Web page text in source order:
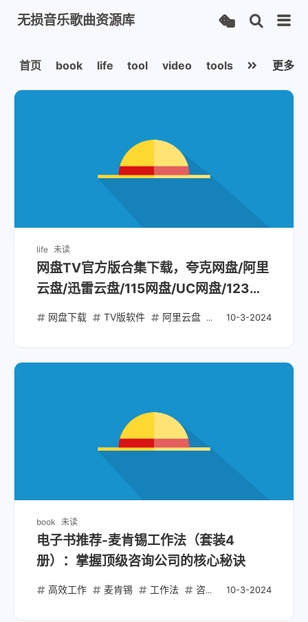
无损音乐歌曲资源库
首页 book life tool video tools game更多
life 未读
网盘TV官方版合集下载，夸克网盘/阿里
云盘/迅雷云盘/115网盘/UC网盘/123网
盘
10-3-2024
网盘下载 TV版软件 阿里云盘 夸克网盘
book 未读
电子书推荐-麦肯锡工作法（套装4
册）：掌握顶级咨询公司的核心秘诀
10-3-2024
高效工作 麦肯锡 工作法 咨询技巧 电子书套装